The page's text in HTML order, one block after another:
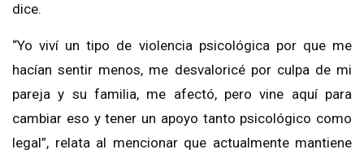
dice.
“Yo viví un tipo de violencia psicológica por que me
hacían sentir menos, me desvaloricé por culpa de mi
pareja y su familia, me afectó, pero vine aquí para
cambiar eso y tener un apoyo tanto psicológico como
legal”, relata al mencionar que actualmente mantiene